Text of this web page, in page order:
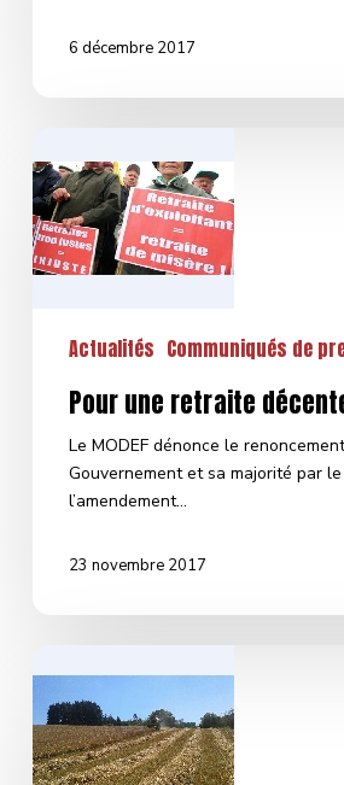
6 décembre 2017
une
retraite
décente
Actualités Communiqués de
Pour une retraite
Le MODEF dénonce le
Gouvernement et sa majorité par
l’amendement…
23 novembre 2017
au
Président
de